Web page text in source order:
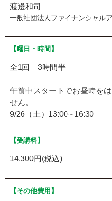
渡邊和司
一般社団法人ファイナンシャル
【曜日・時間】
全1回 3時間半
午前中スタートでお昼時を
せん。
9/26（土）13:00∼16:30
【受講料】
14,300円(税込)
【その他費用】